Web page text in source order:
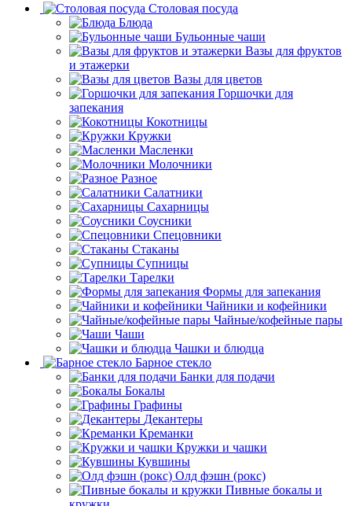
Столовая посуда
Блюда
Бульонные чаши
Вазы для фруктов
и этажерки
Вазы для цветов
Горшочки для
запекания
Кокотницы
Кружки
Масленки
Молочники
Разное
Салатники
Сахарницы
Соусники
Спецовники
Стаканы
Супницы
Тарелки
Формы для запекания
Чайники и кофейники
Чайные/кофейные пары
Чаши
Чашки и блюдца
Барное стекло
Банки для подачи
Бокалы
Графины
Декантеры
Креманки
Кружки и чашки
Кувшины
Олд фэшн (рокс)
Пивные бокалы и